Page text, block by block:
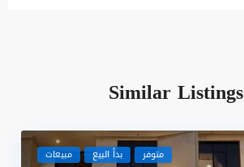
Similar Listings
مبيعات بدأ البيع متوفر